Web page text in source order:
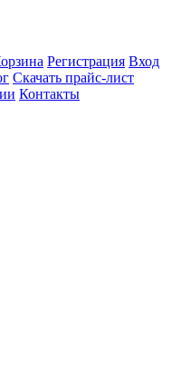
Регистрация Вход
Скачать прайс-лист
Контакты